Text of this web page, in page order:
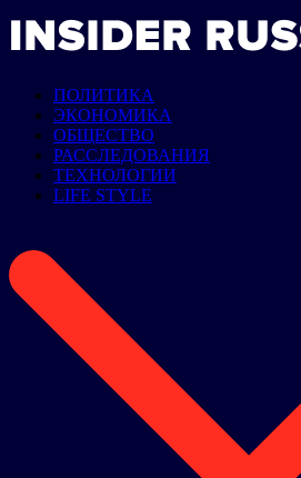
ПОЛИТИКА
ЭКОНОМИКА
ОБЩЕСТВО
РАССЛЕДОВАНИЯ
ТЕХНОЛОГИИ
LIFE STYLE